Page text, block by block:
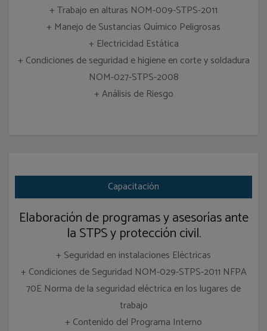
+ Trabajo en alturas NOM-009-STPS-2011
+ Manejo de Sustancias Químico Peligrosas
+ Electricidad Estática
+ Condiciones de seguridad e higiene en corte y soldadura
NOM-027-STPS-2008
+ Análisis de Riesgo
Capacitación
Elaboración de programas y asesorías ante
la STPS y protección civil.
+ Seguridad en instalaciones Eléctricas
+ Condiciones de Seguridad NOM-029-STPS-2011 NFPA
70E Norma de la seguridad eléctrica en los lugares de
trabajo
+ Contenido del Programa Interno